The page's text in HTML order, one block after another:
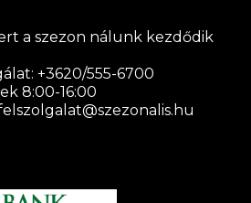
+3620/555-6700
8:00-16:00